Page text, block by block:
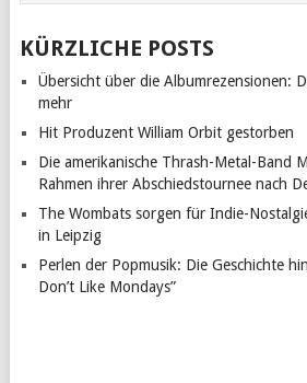
KÜRZLICHE POSTS
Übersicht über die Albumrezensionen:
mehr
Hit Produzent William Orbit gestorben
Die amerikanische Thrash-Metal-Band
Rahmen ihrer Abschiedstournee nach
The Wombats sorgen für Indie-
in Leipzig
Perlen der Popmusik: Die Geschichte
Don’t Like Mondays”